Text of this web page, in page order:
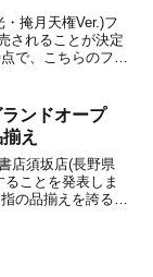
・掩月天権Ver.)フ
されることが決定
で、こちらのフィ
ンドオープ
え
店須坂店(長野県
ことを発表しま
の品揃えを誇るコ